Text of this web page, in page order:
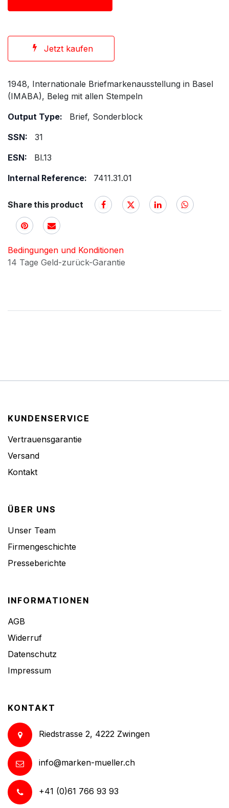
Jetzt kaufen
1948, Internationale Briefmarkenausstellung in Basel
(IMABA), Beleg mit allen Stempeln
Output Type:
Brief, Sonderblock
SSN:
31
ESN:
Bl.13
Internal Reference:
7411.31.01
Share this product
Bedingungen und Konditionen
14 Tage Geld-zurück-Garantie
KUNDENSERVICE
Vertrauensgarantie
Versand
Kontakt
ÜBER UNS
Unser Team
Firmengeschichte
Presseberichte
INFORMATIONEN
AGB
Widerruf
Datenschutz
Impressum
KONTAKT
Riedstrasse 2, 4222 Zwingen
info@marken-mueller.ch
+41 (0)61 766 93 93